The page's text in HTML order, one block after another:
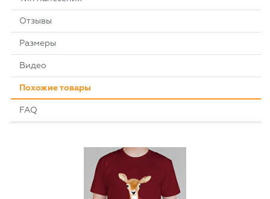
Отзывы
Размеры
Видео
Похожие товары
FAQ